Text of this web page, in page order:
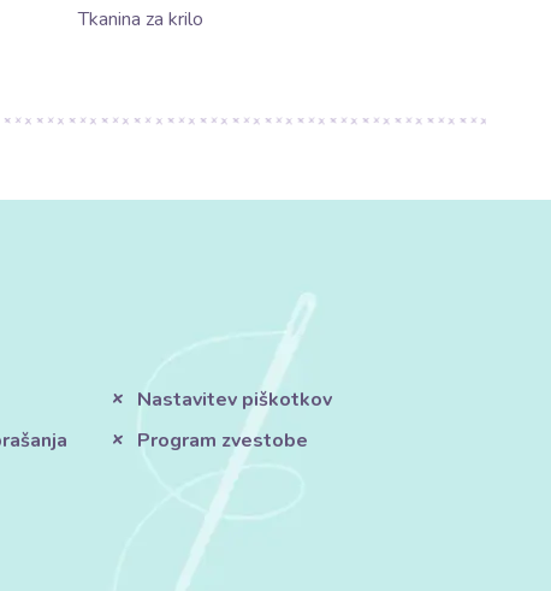
Tkanina za krilo
Nastavitev piškotkov
Program zvestobe